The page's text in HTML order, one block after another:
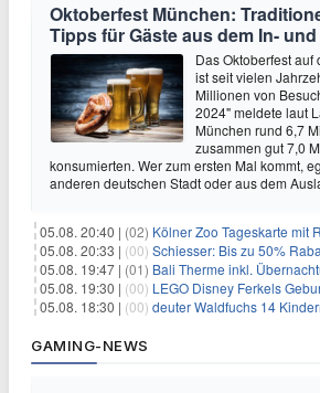
Oktoberfest München:
Tipps für Gäste aus dem In-
Das Oktoberfest
ist seit vielen
Millionen von
2024" meldete laut
München rund 6,7
zusammen gut 7,0
konsumierten. Wer zum ersten Mal kommt,
anderen deutschen Stadt oder aus dem
05.08. 20:40 | (02) Kölner Zoo Tageskarte mit Rabatt für 18,49€
05.08. 20:33 | (00) Schiesser: Bis zu 50% Rabatt im
05.08. 19:47 | (01) Bali Therme inkl. Übernachtung & Frühstück im
05.08. 19:30 | (00) LEGO Disney Ferkels
05.08. 18:30 | (00) deuter Waldfuchs 14
GAMING-NEWS